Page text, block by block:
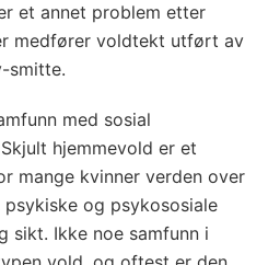
et annet problem etter
medfører voldtekt utført av
smitte.
med sosial
hjemmevold er et
mange kvinner verden over
og psykososiale
sikt. Ikke noe samfunn i